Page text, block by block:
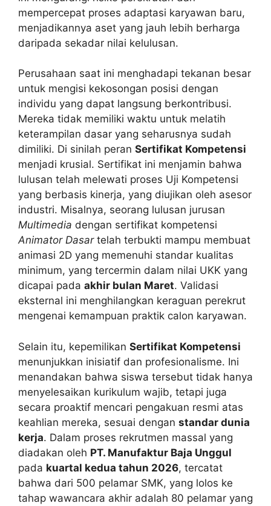
mempercepat proses adaptasi karyawan baru,
menjadikannya aset yang jauh lebih berharga
daripada sekadar nilai kelulusan.
Perusahaan saat ini menghadapi tekanan besar
untuk mengisi kekosongan posisi dengan
individu yang dapat langsung berkontribusi.
Mereka tidak memiliki waktu untuk melatih
keterampilan dasar yang seharusnya sudah
dimiliki. Di sinilah peran Sertifikat Kompetensi
menjadi krusial. Sertifikat ini menjamin bahwa
lulusan telah melewati proses Uji Kompetensi
yang berbasis kinerja, yang diujikan oleh asesor
industri. Misalnya, seorang lulusan jurusan
Multimedia dengan sertifikat kompetensi
Animator Dasartelah terbukti mampu membuat
animasi 2D yang memenuhi standar kualitas
minimum, yang tercermin dalam nilai UKK yang
dicapai pada akhir bulan Maret. Validasi
eksternal ini menghilangkan keraguan perekrut
mengenai kemampuan praktik calon karyawan.
Selain itu, kepemilikan Sertifikat Kompetensi
menunjukkan inisiatif dan profesionalisme. Ini
menandakan bahwa siswa tersebut tidak hanya
menyelesaikan kurikulum wajib, tetapi juga
secara proaktif mencari pengakuan resmi atas
keahlian mereka, sesuai dengan standar dunia
kerja. Dalam proses rekrutmen massal yang
diadakan oleh PT. Manufaktur Baja Unggul
pada kuartal kedua tahun 2026, tercatat
bahwa dari 500 pelamar SMK, yang lolos ke
tahap wawancara akhir adalah 80 pelamar yang